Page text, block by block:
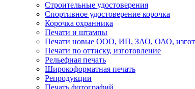
Строительные удостоверения
Спортивное удостоверение корочка
Корочка охранника
Печати и штампы
Печати новые ООО, ИП, ЗАО, ОАО,
Печати по оттиску, изготовление
Рельефная печать
Широкоформатная печать
Репродукции
Печать фотографий